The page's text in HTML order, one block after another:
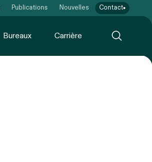
Publications Nouvelles Contact
Bureaux Carrière